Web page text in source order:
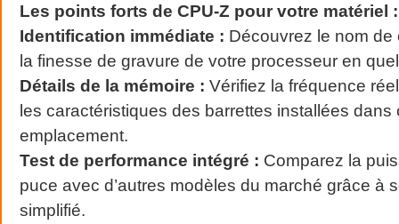
Les points forts de CPU-Z pour votre matériel :
Identification immédiate : Découvrez le nom de
la finesse de gravure de votre processeur en
Détails de la mémoire : Vérifiez la fréquence
les caractéristiques des barrettes installées dans
emplacement.
Test de performance intégré : Comparez la
puce avec d’autres modèles du marché grâce à
simplifié.